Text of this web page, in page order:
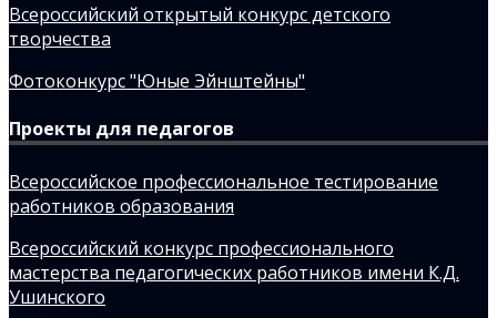
Всероссийский открытый конкурс детского
творчества
Фотоконкурс "Юные Эйнштейны"
Проекты для педагогов
Всероссийское профессиональное тестирование
работников образования
Всероссийский конкурс профессионального
мастерства педагогических работников имени К.Д.
Ушинского